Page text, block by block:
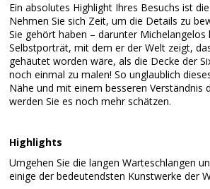
Ein absolutes Highlight Ihres Besuchs ist
Nehmen Sie sich Zeit, um die Details zu
Sie gehört haben – darunter Michelangelos
Selbstporträt, mit dem er der Welt zeigt,
gehäutet worden wäre, als die Decke der
noch einmal zu malen! So unglaublich
Nähe und mit einem besseren Verständnis
werden Sie es noch mehr schätzen.
Highlights
Umgehen Sie die langen Warteschlangen
einige der bedeutendsten Kunstwerke der